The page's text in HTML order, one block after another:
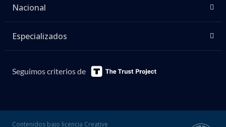
Nacional
Especializados
Seguimos criterios de
Contenidos bajo licencia Creative